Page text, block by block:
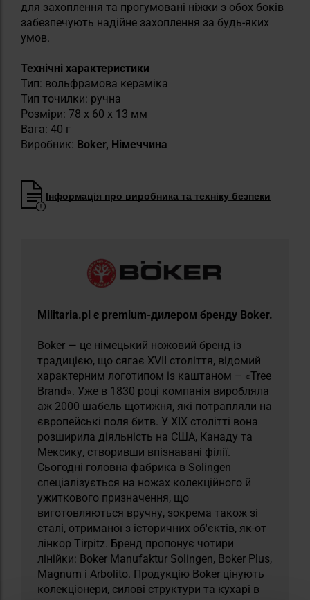
для захоплення та прогумовані ніжки з обох боків
забезпечують надійне захоплення за будь-яких
умов.
Технічні характеристики
Тип: вольфрамова кераміка
Тип точилки: ручна
Розміри: 78 x 60 x 13 мм
Вага: 40 г
Виробник: Boker, Німеччина
Інформація про виробника та техніку безпеки
Militaria.pl є premium-дилером бренду Boker.
Boker — це німецький ножовий бренд із
традицією, що сягає XVII століття, відомий
характерним логотипом із каштаном – «Tree
Brand». Уже в 1830 році компанія виробляла
аж 2000 шабель щотижня, які потрапляли на
європейські поля битв. У XIX столітті вона
розширила діяльність на США, Канаду та
Мексику, створивши впізнавані філії.
Сьогодні головна фабрика в Solingen
спеціалізується на ножах колекційного й
ужиткового призначення, що
виготовляються вручну, зокрема також зі
сталі, отриманої з історичних об'єктів, як-от
лінкор Tirpitz. Бренд пропонує чотири
лінійки: Boker Manufaktur Solingen, Boker Plus,
Magnum і Arbolito. Продукцію Boker цінують
колекціонери, силові структури та кухарі в